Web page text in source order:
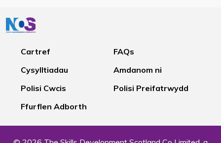
Cartref
FAQs
Cysylltiadau
Amdanom ni
Polisi Cwcis
Polisi Preifatrwydd
Ffurflen Adborth